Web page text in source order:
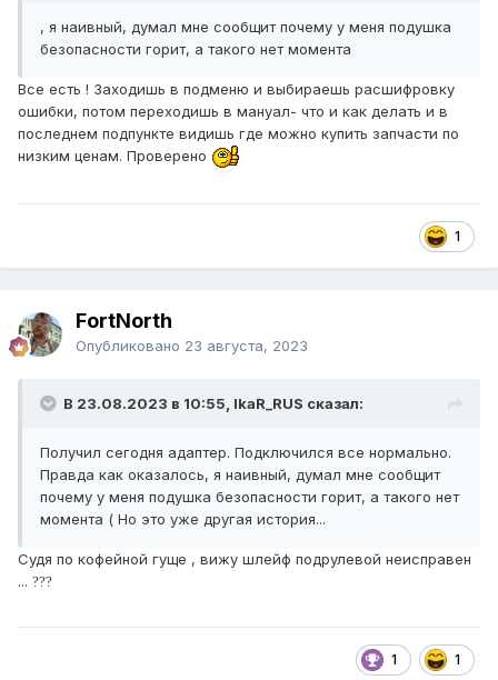
, я наивный, думал мне сообщит почему у меня подушка
безопасности горит, а такого нет момента
Все есть ! Заходишь в подменю и выбираешь расшифровку
ошибки, потом переходишь в мануал- что и как делать и в
последнем подпункте видишь где можно купить запчасти по
низким ценам. Проверено
1
FоrtNorth
Опубликовано 23 августа, 2023
В 23.08.2023 в 10:55, IkaR_RUS сказал:
Получил сегодня адаптер. Подключился все нормально.
Правда как оказалось, я наивный, думал мне сообщит
почему у меня подушка безопасности горит, а такого нет
момента ( Но это уже другая история...
Судя по кофейной гуще , вижу шлейф подрулевой неисправен
... ???
1 1